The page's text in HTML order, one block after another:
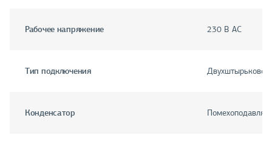
Рабочее напряжение 230 В AC
Тип подключения Двухштырьковое
Конденсатор